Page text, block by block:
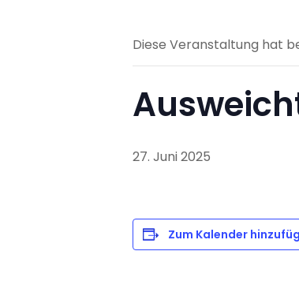
Diese Veranstaltung hat
27. Juni 2025
Zum Kalender